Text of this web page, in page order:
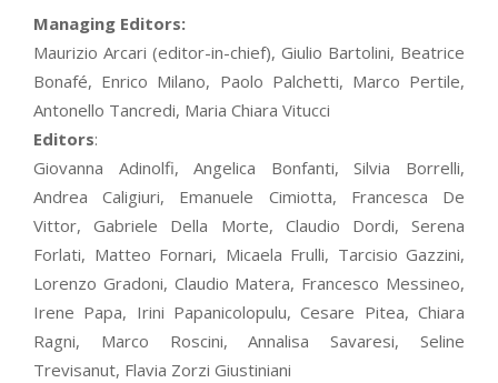
Managing Editors:
Maurizio Arcari (editor-in-chief), Giulio Bartolini, Beatrice
Bonafé, Enrico Milano, Paolo Palchetti, Marco Pertile,
Antonello Tancredi, Maria Chiara Vitucci
Editors:
Giovanna Adinolfi, Angelica Bonfanti, Silvia Borrelli,
Andrea Caligiuri, Emanuele Cimiotta, Francesca De
Vittor, Gabriele Della Morte, Claudio Dordi, Serena
Forlati, Matteo Fornari, Micaela Frulli, Tarcisio Gazzini,
Lorenzo Gradoni, Claudio Matera, Francesco Messineo,
Irene Papa, Irini Papanicolopulu, Cesare Pitea, Chiara
Ragni, Marco Roscini, Annalisa Savaresi, Seline
Trevisanut, Flavia Zorzi Giustiniani